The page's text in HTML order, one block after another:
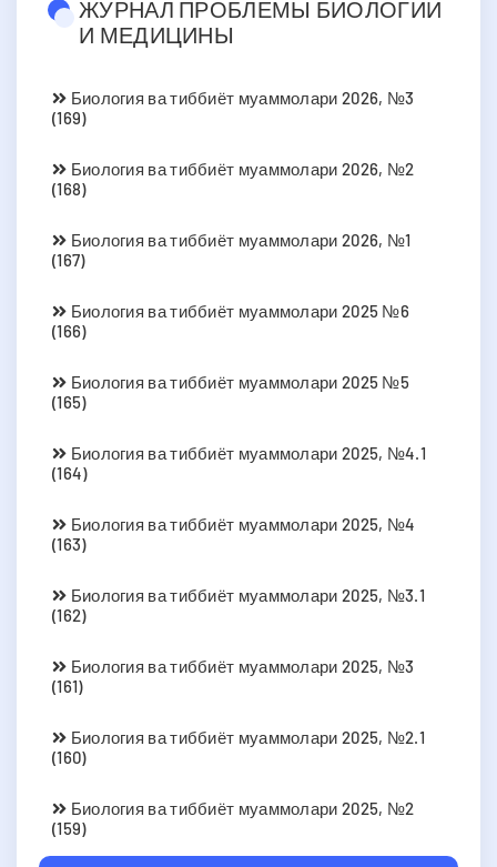
ЖУРНАЛ ПРОБЛЕМЫ БИОЛОГИИ
И МЕДИЦИНЫ
Биология ва тиббиёт муаммолари 2026, №3
(169)
Биология ва тиббиёт муаммолари 2026, №2
(168)
Биология ва тиббиёт муаммолари 2026, №1
(167)
Биология ва тиббиёт муаммолари 2025 №6
(166)
Биология ва тиббиёт муаммолари 2025 №5
(165)
Биология ва тиббиёт муаммолари 2025, №4.1
(164)
Биология ва тиббиёт муаммолари 2025, №4
(163)
Биология ва тиббиёт муаммолари 2025, №3.1
(162)
Биология ва тиббиёт муаммолари 2025, №3
(161)
Биология ва тиббиёт муаммолари 2025, №2.1
(160)
Биология ва тиббиёт муаммолари 2025, №2
(159)